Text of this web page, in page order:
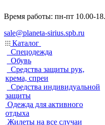
Время работы: пн-пт 10.00-
sale@planeta-sirius.spb.ru
Каталог
Спецодежда
Обувь
Средства защиты рук,
крема, спреи
Средства индивидуальной
защиты
Одежда для активного
отдыха
Жилеты на все случаи